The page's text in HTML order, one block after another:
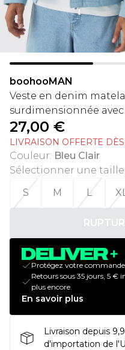
boohooMAN
Veste en denim
surdimensionnée
27,00 €
LIVRAISON OFFERTE
Couleur: Bleu Clair
Sélectionner une taille
S
M L
Protégez votre
Retours sous 35 jours, 5 €
plus encore.
En savoir plus
Livraison depuis
d'importation de